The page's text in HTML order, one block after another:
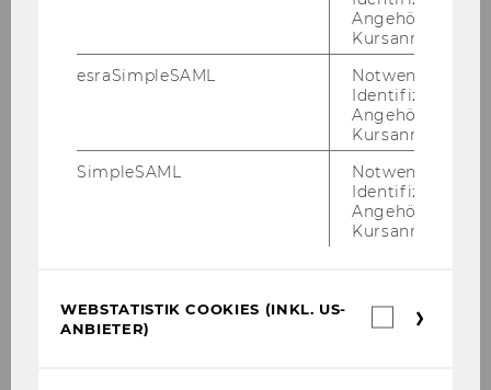
Pres­se­spre­che­rin
http://blog.wu.ac.at
Angehörige/r für
Kursanmeldung.
esraSimpleSAML
Notwendig zur
Identifizierung
Angehörige/r für
Kursanmeldung.
SimpleSAML
Notwendig zur
Identifizierung
Angehörige/r für
Kursanmeldung.
WEBSTATISTIK COOKIES (INKL. US-
ANBIETER)